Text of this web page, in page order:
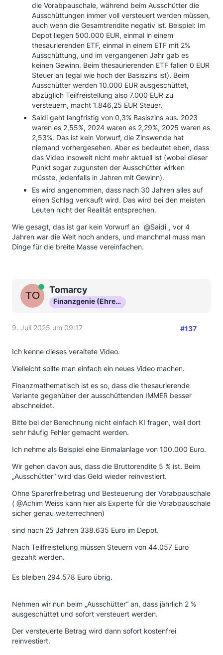
die Vorabpauschale, während beim Ausschütter die
Ausschüttungen immer voll versteuert werden müssen,
auch wenn die Gesamtrendite negativ ist. Beispiel: Im
Depot liegen 500.000 EUR, einmal in einem
thesaurierenden ETF, einmal in einem ETF mit 2%
Ausschüttung, und im vergangenen Jahr gab es
keinen Gewinn. Beim thesaurierenden ETF fallen 0 EUR
Steuer an (egal wie hoch der Basiszins ist). Beim
Ausschütter werden 10.000 EUR ausgeschüttet,
abzüglich Teilfreistellung also 7.000 EUR zu
versteuern, macht 1.846,25 EUR Steuer.
Saidi geht langfristig von 0,3% Basiszins aus. 2023
waren es 2,55%, 2024 waren es 2,29%, 2025 waren es
2,53%. Das ist kein Vorwurf, die Zinswende hat
niemand vorhergesehen. Aber es bedeutet eben, dass
das Video insoweit nicht mehr aktuell ist (wobei dieser
Punkt sogar zugunsten der Ausschütter wirken
müsste, jedenfalls in Jahren mit Gewinn).
Es wird angenommen, dass nach 30 Jahren alles auf
einen Schlag verkauft wird. Das wird bei den meisten
Leuten nicht der Realität entsprechen.
Wie gesagt, das ist gar kein Vorwurf an
Saidi , vor 4
Jahren war die Welt noch anders, und manchmal muss man
Dinge für die breite Masse vereinfachen.
OnlineTomarcy
Finanzgenie (Ehrenmitglied)
9. Juli 2025 um 09:17 #137
Ich kenne dieses veraltete Video.
Vielleicht sollte man einfach ein neues Video machen.
Finanzmathematisch ist es so, dass die thesaurierende
Variante gegenüber der ausschüttenden IMMER besser
abschneidet.
Bitte bei der Berechnung nicht einfach KI fragen, weil dort
sehr häufig Fehler gemacht werden.
Ich nehme als Beispiel eine Einmalanlage von 100.000 Euro.
Wir gehen davon aus, dass die Bruttorendite 5 % ist. Beim
„Ausschütter“ wird das Geld wieder reinvestiert.
Ohne Sparerfreibetrag und Besteuerung der Vorabpauschale
( @Achim Weiss kann hier als Experte für die Vorabpauschale
sicher genau weiterrechnen)
sind nach 25 Jahren 338.635 Euro im Depot.
Nach Teilfreistellung müssen Steuern von 44.057 Euro
gezahlt werden.
Es bleiben 294.578 Euro übrig.
Nehmen wir nun beim „Ausschütter“ an, dass jährlich 2 %
ausgeschüttet und sofort versteuert werden.
Der versteuerte Betrag wird dann sofort kostenfrei
reinvestiert.